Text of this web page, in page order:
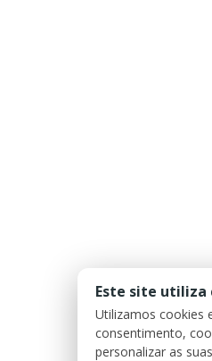
Este site utiliza
Utilizamos cookies
consentimento,
personalizar as